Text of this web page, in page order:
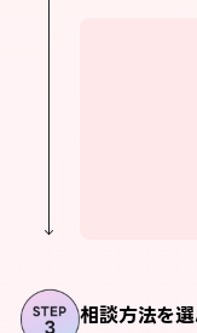
相談方法を